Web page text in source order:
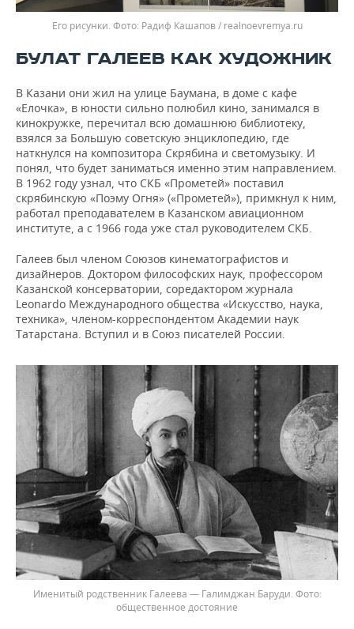
Его рисунки. Радиф Кашапов / realnoevremya.ru
БУЛАТ ГАЛЕЕВ КАК ХУДОЖНИК
В Казани они жил на улице Баумана, в доме с кафе
«Елочка», в юности сильно полюбил кино, занимался в
кинокружке, перечитал всю домашнюю библиотеку,
взялся за Большую советскую энциклопедию, где
наткнулся на композитора Скрябина и светомузыку. И
понял, что будет заниматься именно этим направлением.
В 1962 году узнал, что СКБ «Прометей» поставил
скрябинскую «Поэму Огня» («Прометей»), примкнул к ним,
работал преподавателем в Казанском авиационном
институте, а с 1966 года уже стал руководителем СКБ.
Галеев был членом Союзов кинематографистов и
дизайнеров. Доктором философских наук, профессором
Казанской консерватории, соредактором журнала
Leonardo Международного общества «Искусство, наука,
техника», членом-корреспондентом Академии наук
Татарстана. Вступил и в Союз писателей России.
Именитый родственник Галеева — Галимджан Баруди.
общественное достояние